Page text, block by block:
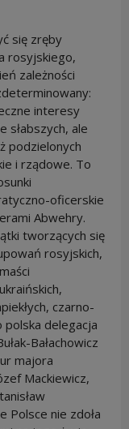
się zręby
rosyjskiego,
zależności
interesy
słabszych, ale
podzielonych
i rządowe. To
oficerskie
Abwehry.
tworzących się
rosyjskich,
czarno-
polska delegacja
Bałachowicz
majora
Mackiewicz,
Polsce nie zdoła